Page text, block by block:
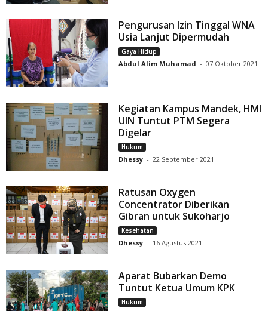
Pengurusan Izin Tinggal WNA
Usia Lanjut Dipermudah
Gaya Hidup
Abdul Alim Muhamad - 07 Oktober 2021
Kegiatan Kampus Mandek, HMI
UIN Tuntut PTM Segera
Digelar
Hukum
Dhessy - 22 September 2021
Ratusan Oxygen
Concentrator Diberikan
Gibran untuk Sukoharjo
Kesehatan
Dhessy - 16 Agustus 2021
Aparat Bubarkan Demo
Tuntut Ketua Umum KPK
Hukum